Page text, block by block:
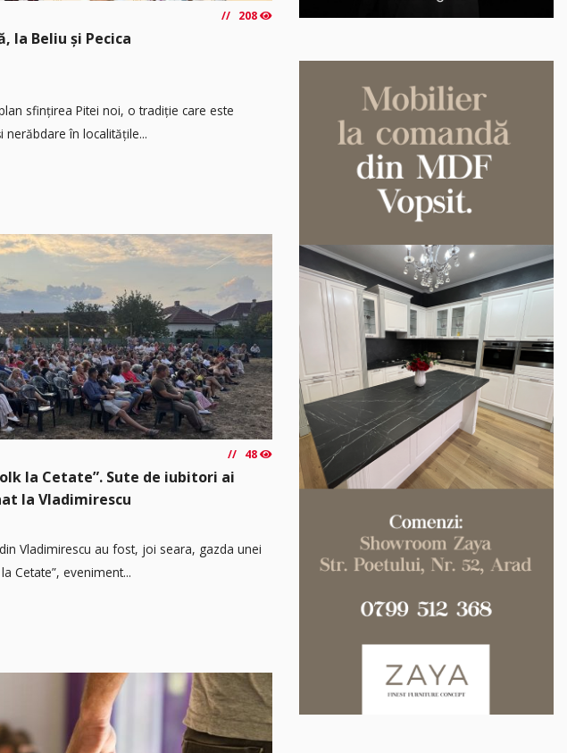
208
la Beliu și Pecica
sfințirea Pitei noi, o tradiție care este
nerăbdare în localitățile...
48
la Cetate”. Sute de iubitori ai
la Vladimirescu
Vladimirescu au fost, joi seara, gazda unei
Cetate”, eveniment...